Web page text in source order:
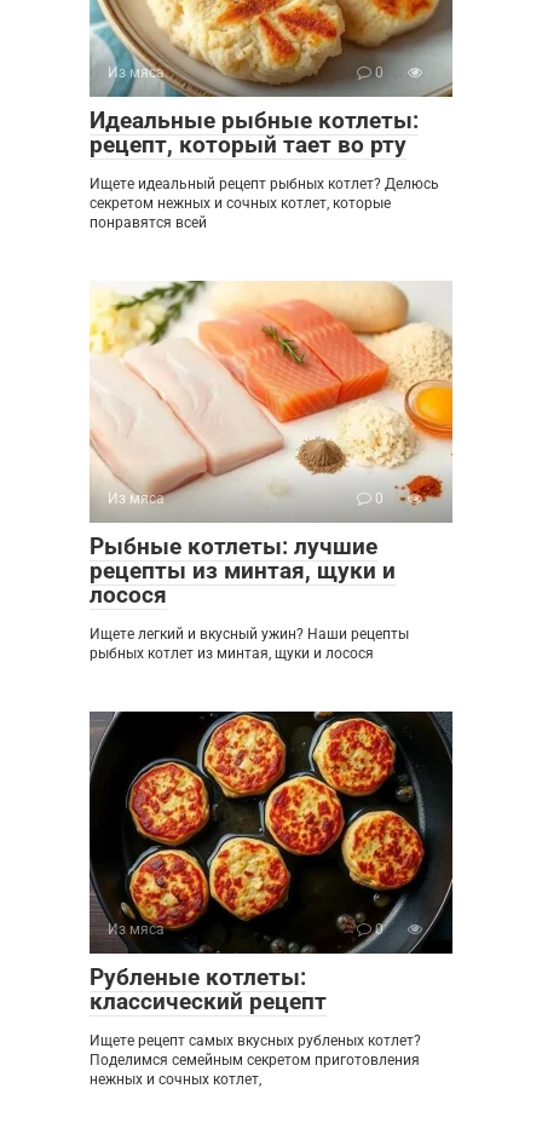
Из мяса 0
Идеальные рыбные котлеты:
рецепт, который тает во рту
Ищете идеальный рецепт рыбных котлет? Делюсь
секретом нежных и сочных котлет, которые
понравятся всей
Из мяса 0
Рыбные котлеты: лучшие
рецепты из минтая, щуки и
лосося
Ищете легкий и вкусный ужин? Наши рецепты
рыбных котлет из минтая, щуки и лосося
Из мяса 0
Рубленые котлеты:
классический рецепт
Ищете рецепт самых вкусных рубленых котлет?
Поделимся семейным секретом приготовления
нежных и сочных котлет,